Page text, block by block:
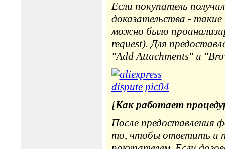
Если покупатель
доказательства -
можно было
request). Для
"Add Attachments" и
[Как работает
После предоставления
то, чтобы ответить и